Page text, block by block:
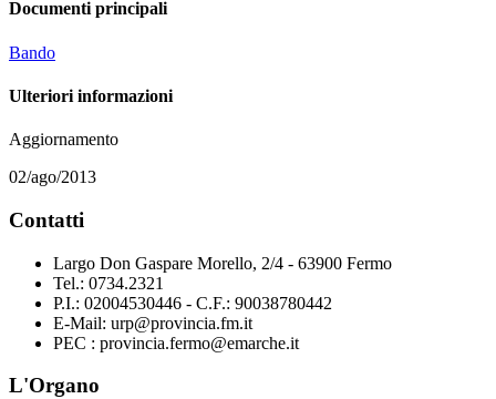
Documenti principali
Bando
Ulteriori informazioni
Aggiornamento
02/ago/2013
Contatti
Largo Don Gaspare Morello, 2/4 - 63900 Fermo
Tel.: 0734.2321
P.I.: 02004530446 - C.F.: 90038780442
E-Mail: urp@provincia.fm.it
PEC : provincia.fermo@emarche.it
L'Organo